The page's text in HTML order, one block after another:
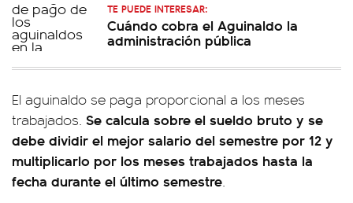
TE PUEDE INTERESAR:
Cuándo cobra el Aguinaldo la
administración pública
El aguinaldo se paga proporcional a los meses
trabajados. Se calcula sobre el sueldo bruto y se
debe dividir el mejor salario del semestre por 12 y
multiplicarlo por los meses trabajados hasta la
fecha durante el último semestre.